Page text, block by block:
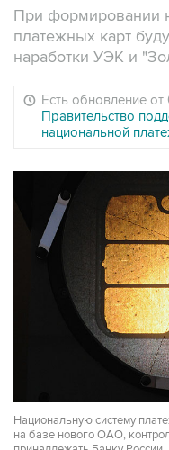
При формировании
платежных карт
наработки УЭК и
Есть обновление от
Правительство
национальной
Национальную систему
на базе нового ОАО,